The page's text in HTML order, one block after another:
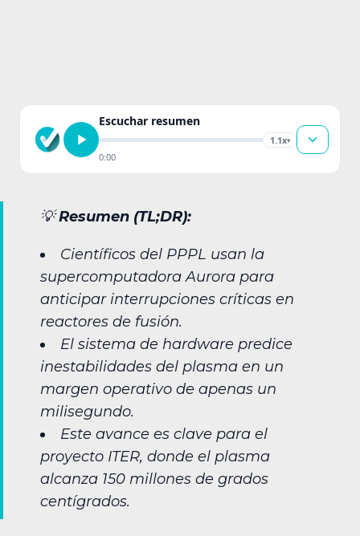
Escuchar resumen
1.1x▾
0:00
💡Resumen (TL;DR):
Científicos del PPPL usan la
supercomputadora Aurora para
anticipar interrupciones críticas en
reactores de fusión.
El sistema de hardware predice
inestabilidades del plasma en un
margen operativo de apenas un
milisegundo.
Este avance es clave para el
proyecto ITER, donde el plasma
alcanza 150 millones de grados
centígrados.